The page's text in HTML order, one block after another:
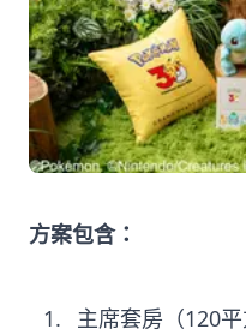
方案包含：
主席套房（120